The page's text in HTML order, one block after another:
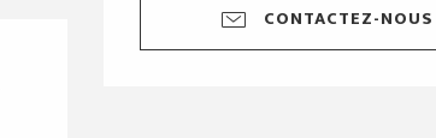
CONTACTEZ-NOUS